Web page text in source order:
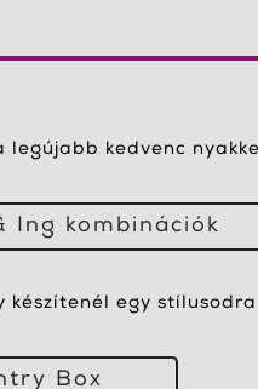
kedvenc
Ing kombinációk
egy
Box